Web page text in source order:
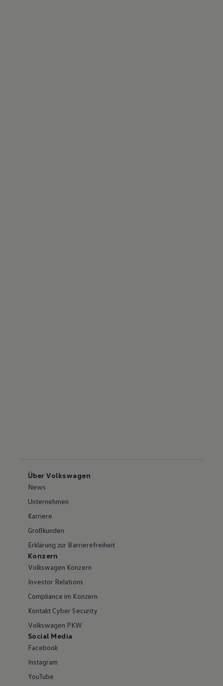
Über Volkswagen
News
Unternehmen
Karriere
Großkunden
Erklärung zur Barrierefreiheit
Konzern
Volkswagen Konzern
Investor Relations
Compliance im Konzern
Kontakt Cyber Security
Volkswagen PKW
Social Media
Facebook
Instagram
YouTube